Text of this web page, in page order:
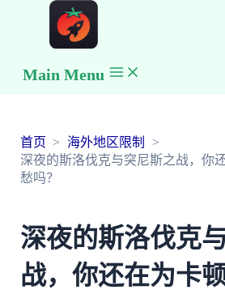
Main Menu
首页
海外地区限制
深夜的斯洛伐克与突尼斯之战，你
愁吗？
深夜的斯洛伐克
战，你还在为卡